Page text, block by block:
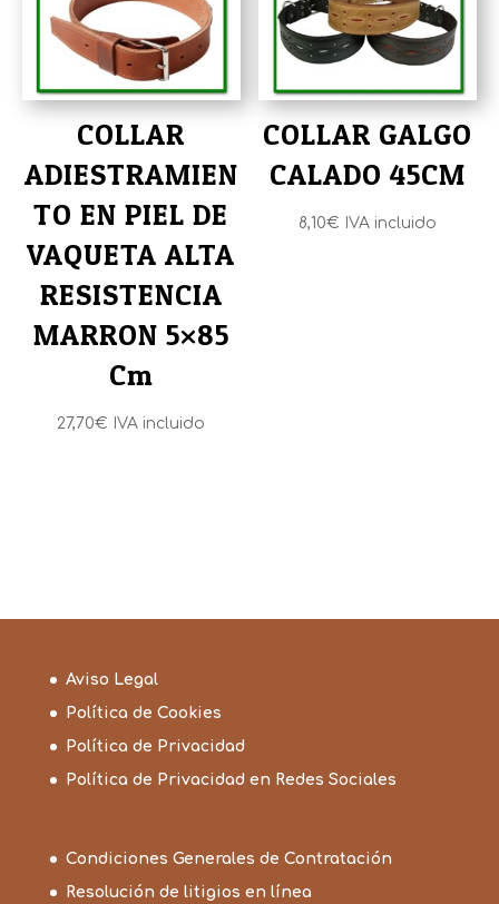
COLLAR
ADIESTRAMIEN
TO EN PIEL DE
VAQUETA ALTA
RESISTENCIA
MARRON 5×85
Cm
27,70€ IVA incluido
COLLAR GALGO
CALADO 45CM
8,10€ IVA incluido
Aviso Legal
Política de Cookies
Política de Privacidad
Política de Privacidad en Redes Sociales
Condiciones Generales de Contratación
Resolución de litigios en línea